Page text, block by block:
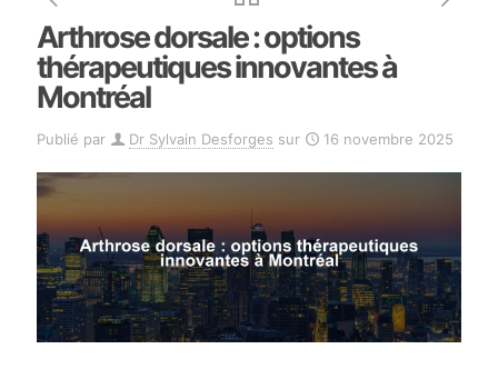
Arthrose dorsale : options
thérapeutiques innovantes à
Montréal
Publié par Dr Sylvain Desforges sur 16 novembre 2025